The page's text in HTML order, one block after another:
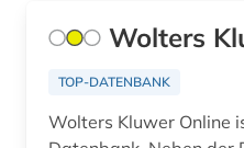
estland (4)
Wolters
TOP-DATENBANK
Wolters Kluwer Online